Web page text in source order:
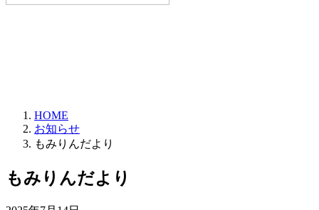
HOME
お知らせ
もみりんだより
もみりんだより